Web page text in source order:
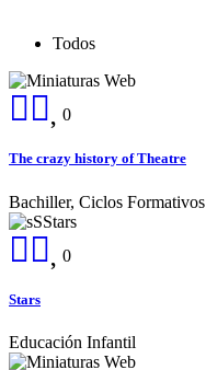
Todos
0
The crazy history of Theatre
Bachiller, Ciclos Formativos
0
Stars
Educación Infantil